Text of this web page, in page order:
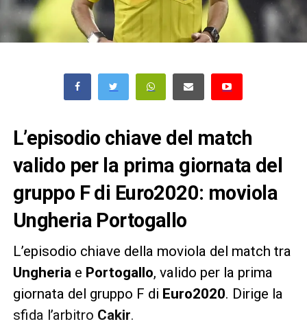
L’episodio chiave del match
valido per la prima giornata del
gruppo F di Euro2020: moviola
Ungheria Portogallo
L’episodio chiave della moviola del match tra
Ungheria e Portogallo, valido per la prima
giornata del gruppo F di Euro2020. Dirige la
sfida l’arbitro Cakir.